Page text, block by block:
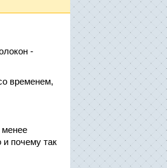
-
временем,
менее
и почему так